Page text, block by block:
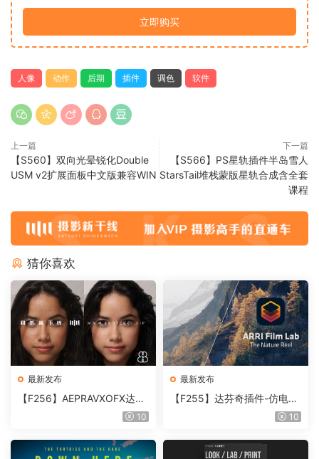
立即购买
人像 动作 后期 插件 调色 软件
上一篇
【S560】双向光晕锐化Double
USM v2扩展面板中文版兼容WIN
下一篇
【S566】PS星轨插件半岛雪人
StarsTail堆栈蒙版星轨合成含全套
课程
猜你喜欢
最新发布
【F256】AEPRAVXOFX达芬
奇视频人像磨皮润肤美颜插件
10
最新发布
【F255】达芬奇插件-仿电影
胶片视频调色插件 ARRI Film
10